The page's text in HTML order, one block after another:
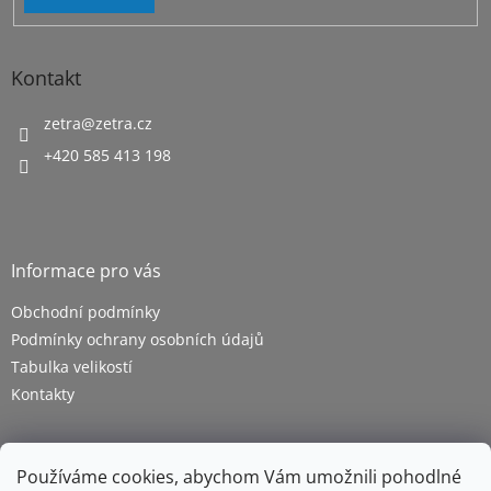
Používáme cookies, abychom Vám umožnili pohodlné
Kontakt
zetra@zetra.cz
+420 585 413 198
Informace pro vás
Obchodní podmínky
Podmínky ochrany osobních údajů
Tabulka velikostí
Kontakty